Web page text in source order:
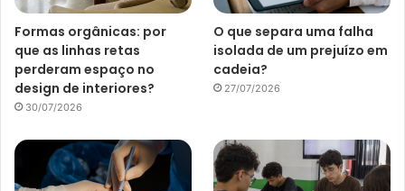
Formas orgânicas: por
que as linhas retas
perderam espaço no
design de interiores?
30/07/2026
O que separa uma falha
isolada de um prejuízo em
cadeia?
27/07/2026